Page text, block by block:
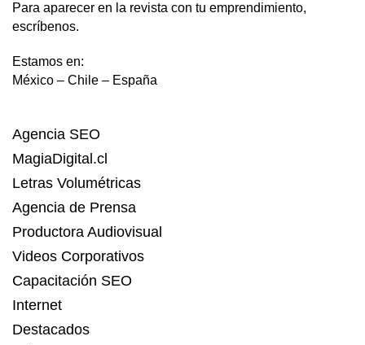
Para aparecer en la revista con tu emprendimiento,
escríbenos.
Estamos en:
México – Chile – España
Agencia SEO
MagiaDigital.cl
Letras Volumétricas
Agencia de Prensa
Productora Audiovisual
Videos Corporativos
Capacitación SEO
Internet
Destacados